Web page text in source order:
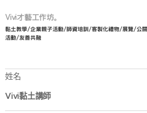
Vivi才藝工作坊。
黏土教學/企業親子活動/師資培訓/客製化禮物/展覽/公關
活動/友善共融
姓名
Vivi黏土講師